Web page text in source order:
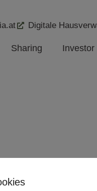
Digitale
Sharing Investor